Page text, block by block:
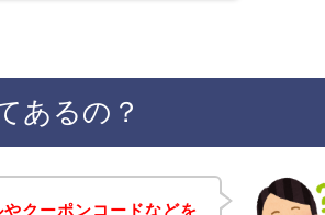
あるの？
クーポンコードなどを